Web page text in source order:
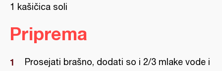
1 kašičica soli
Priprema
Prosejati brašno, dodati so i 2/3 mlake vode i